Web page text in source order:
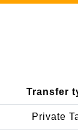
Transfer
Private